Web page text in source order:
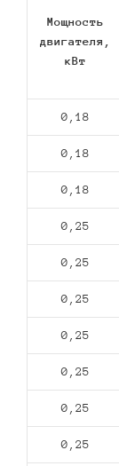
Мощность
двигателя,
кВт
0,18
0,18
0,18
0,25
0,25
0,25
0,25
0,25
0,25
0,25